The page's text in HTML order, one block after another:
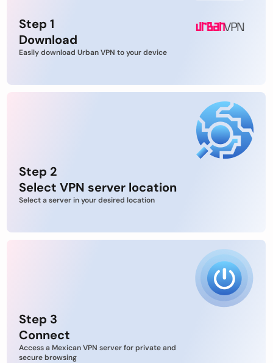
Step 1
Download
Easily download Urban VPN to your device
Step 2
Select VPN server location
Select a server in your desired location
Step 3
Connect
Access a Mexican VPN server for private and
secure browsing